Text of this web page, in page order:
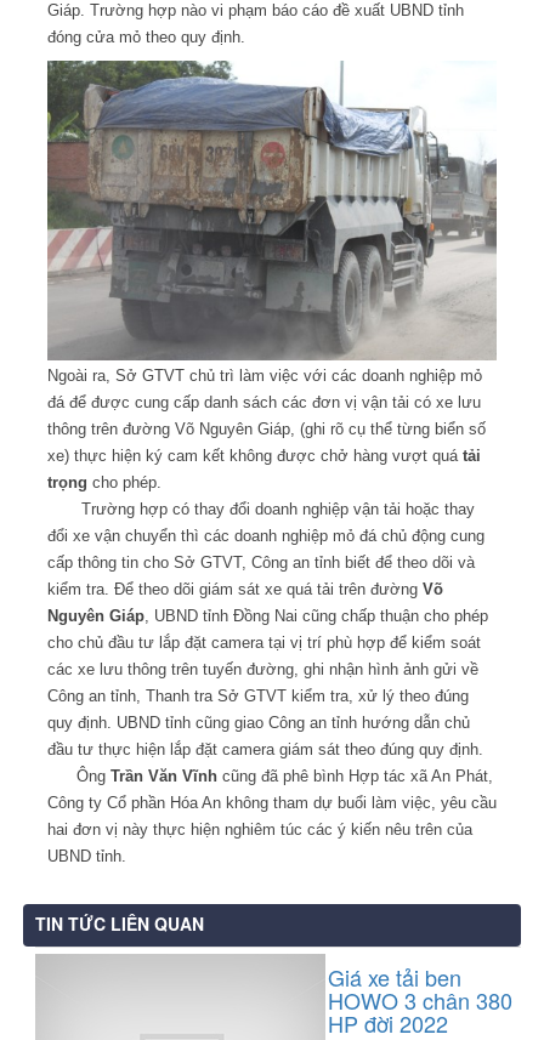
Giáp. Trường hợp nào vi phạm báo cáo đề xuất UBND tỉnh
đóng cửa mỏ theo quy định.
Ngoài ra, Sở GTVT chủ trì làm việc với các doanh nghiệp mỏ
đá để được cung cấp danh sách các đơn vị vận tải có xe lưu
thông trên đường Võ Nguyên Giáp, (ghi rõ cụ thể từng biển số
xe) thực hiện ký cam kết không được chở hàng vượt quá tải
trọng cho phép.
Trường hợp có thay đổi doanh nghiệp vận tải hoặc thay
đổi xe vận chuyển thì các doanh nghiệp mỏ đá chủ động cung
cấp thông tin cho Sở GTVT, Công an tỉnh biết để theo dõi và
kiểm tra. Để theo dõi giám sát xe quá tải trên đường Võ
Nguyên Giáp , UBND tỉnh Đồng Nai cũng chấp thuận cho phép
cho chủ đầu tư lắp đặt camera tại vị trí phù hợp để kiểm soát
các xe lưu thông trên tuyến đường, ghi nhận hình ảnh gửi về
Công an tỉnh, Thanh tra Sở GTVT kiểm tra, xử lý theo đúng
quy định. UBND tỉnh cũng giao Công an tỉnh hướng dẫn chủ
đầu tư thực hiện lắp đặt camera giám sát theo đúng quy định.
Ông Trần Văn Vĩnh cũng đã phê bình Hợp tác xã An Phát,
Công ty Cổ phần Hóa An không tham dự buổi làm việc, yêu cầu
hai đơn vị này thực hiện nghiêm túc các ý kiến nêu trên của
UBND tỉnh.
TIN TỨC LIÊN QUAN
Giá xe tải ben
HOWO 3 chân 380
HP đời 2022